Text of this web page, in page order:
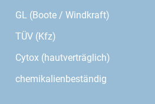
GL (Boote / Windkraft)
TÜV (Kfz)
Cytox (hautverträglich)
chemikalienbeständig